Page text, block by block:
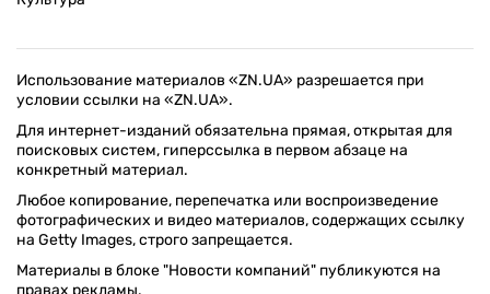
Использование материалов «ZN.UA» разрешается при
условии ссылки на «ZN.UA».
Для интернет-изданий обязательна прямая, открытая для
поисковых систем, гиперссылка в первом абзаце на
конкретный материал.
Любое копирование, перепечатка или воспроизведение
фотографических и видео материалов, содержащих ссылку
на Getty Images, строго запрещается.
Материалы в блоке "Новости компаний" публикуются на
правах рекламы.